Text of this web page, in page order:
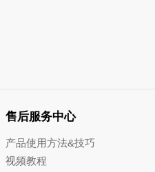
售后服务中心
产品使用方法&技巧
视频教程